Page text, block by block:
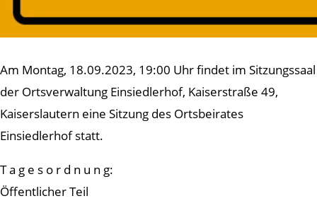
Am Montag, 18.09.2023, 19:00 Uhr findet im Sitzungssaal
der Ortsverwaltung Einsiedlerhof, Kaiserstraße 49,
Kaiserslautern eine Sitzung des Ortsbeirates
Einsiedlerhof statt.
T a g e s o r d n u n g:
Öffentlicher Teil